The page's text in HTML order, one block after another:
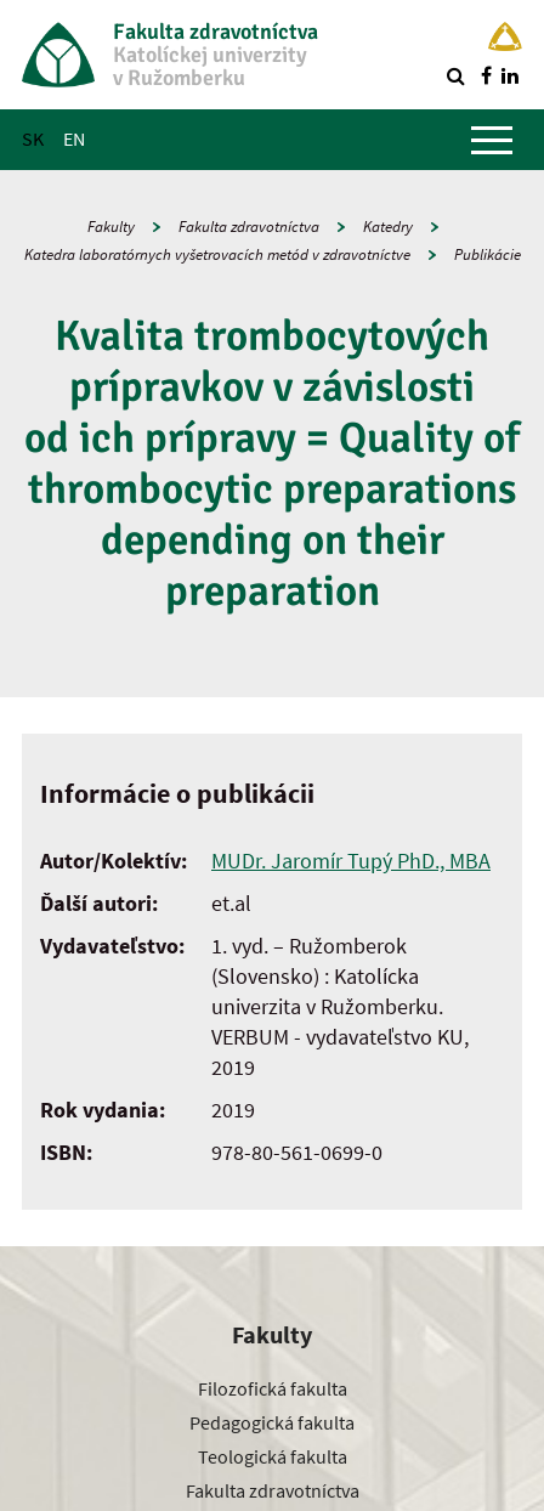
Fakulta zdravotníctva
Katolíckej univerzity
v Ružomberku
SK EN
Hlavné menu
Fakulty Fakulta zdravotníctva
Katedry
Katedra laboratórnych vyšetrovacích metód v zdravotníctve
Publikácie
Kvalita trombocytových
prípravkov v závislosti
od ich prípravy = Quality of
thrombocytic preparations
depending on their
preparation
Informácie o publikácii
Autor/Kolektív:
MUDr. Jaromír Tupý PhD., MBA
Ďalší autori:
et.al
Vydavateľstvo:
1. vyd. – Ružomberok
(Slovensko) : Katolícka
univerzita v Ružomberku.
VERBUM - vydavateľstvo KU,
2019
Rok vydania:
2019
ISBN:
978-80-561-0699-0
Fakulty
Filozofická fakulta
Pedagogická fakulta
Teologická fakulta
Fakulta zdravotníctva